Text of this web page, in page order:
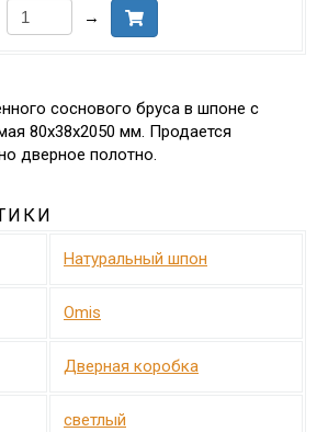
→
соснового бруса в шпоне с
80х38х2050 мм. Продается
дверное полотно.
Натуральный шпон
Omis
Дверная коробка
светлый